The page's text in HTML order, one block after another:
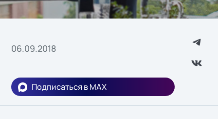
06.09.2018
Подписаться в MAX